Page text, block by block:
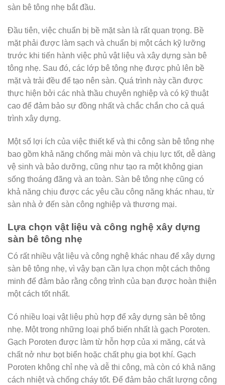
sàn bê tông nhẹ bắt đầu.
Đầu tiên, việc chuẩn bị bề mặt sàn là rất quan trọng. Bề
mặt phải được làm sạch và chuẩn bị một cách kỹ lưỡng
trước khi tiến hành việc phủ vật liệu và xây dựng sàn bê
tông nhẹ. Sau đó, các lớp bê tông nhẹ được phủ lên bề
mặt và trải đều để tạo nên sàn. Quá trình này cần được
thực hiện bởi các nhà thầu chuyên nghiệp và có kỹ thuật
cao để đảm bảo sự đồng nhất và chắc chắn cho cả quá
trình xây dựng.
Một số lợi ích của việc thiết kế và thi công sàn bê tông nhẹ
bao gồm khả năng chống mài mòn và chịu lực tốt, dễ dàng
vệ sinh và bảo dưỡng, cũng như tạo ra một không gian
sống thoáng đãng và an toàn. Sàn bê tông nhẹ cũng có
khả năng chịu được các yêu cầu công năng khác nhau, từ
sàn nhà ở đến sàn công nghiệp và thương mại.
Lựa chọn vật liệu và công nghệ xây dựng
sàn bê tông nhẹ
Có rất nhiều vật liệu và công nghệ khác nhau để xây dựng
sàn bê tông nhẹ, vì vậy bạn cần lựa chọn một cách thông
minh để đảm bảo rằng công trình của bạn được hoàn thiện
một cách tốt nhất.
Có nhiều loại vật liệu phù hợp để xây dựng sàn bê tông
nhẹ. Một trong những loại phổ biến nhất là gạch Poroten.
Gạch Poroten được làm từ hỗn hợp của xi măng, cát và
chất nở như bọt biển hoặc chất phụ gia bọt khí. Gạch
Poroten không chỉ nhẹ và dễ thi công, mà còn có khả năng
cách nhiệt và chống cháy tốt. Để đảm bảo chất lượng công